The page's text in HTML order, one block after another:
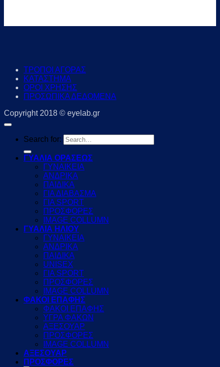
ΤΡΟΠΟΙ ΑΓΟΡΑΣ
ΚΑΤΑΣΤΗΜΑ
ΟΡΟΙ ΧΡΗΣΗΣ
ΠΡΟΣΩΠΙΚΑ ΔΕΔΟΜΕΝΑ
Copyright 2018 © eyelab.gr
Search for:
ΓΥΑΛΙΑ ΟΡΑΣΕΩΣ
ΓΥΝΑΙΚΕΙΑ
ΑΝΔΡΙΚΑ
ΠΑΙΔΙΚΑ
ΓΙΑ ΔΙΑΒΑΣΜΑ
ΓΙΑ SPORT
ΠΡΟΣΦΟΡΕΣ
IMAGE COLLUMN
ΓΥΑΛΙΑ ΗΛΙΟΥ
ΓΥΝΑΙΚΕΙΑ
ΑΝΔΡΙΚΑ
ΠΑΙΔΙΚΑ
UNISEX
ΓΙΑ SPORT
ΠΡΟΣΦΟΡΕΣ
IMAGE COLLUMN
ΦΑΚΟΙ ΕΠΑΦΗΣ
ΦΑΚΟΙ ΕΠΑΦΗΣ
ΥΓΡΑ ΦΑΚΩΝ
ΑΞΕΣΟΥΑΡ
ΠΡΟΣΦΟΡΕΣ
IMAGE COLLUMN
ΑΞΕΣΟΥΑΡ
ΠΡΟΣΦΟΡΕΣ